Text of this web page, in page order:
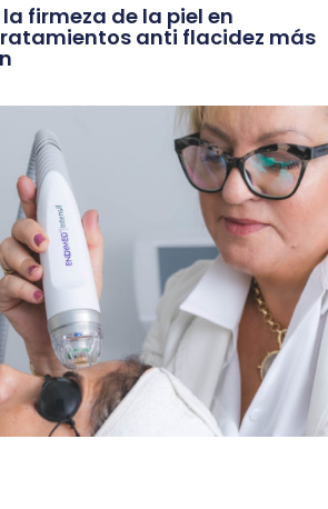
firmeza de la piel en
anti flacidez más